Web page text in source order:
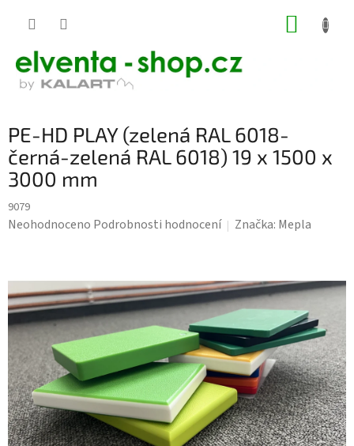
PE-HD PLAY (zelená RAL 6018-
černá-zelená RAL 6018) 19 x 1500 x
3000 mm
9079
Průměrné
je
0,0
z
5
hvězdiček.
Neohodnoceno Podrobnosti hodnocení Značka: Mepla